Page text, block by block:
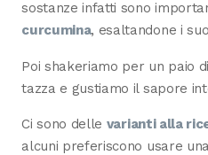
sostanze infatti sono
curcumina, esaltandone i
Poi shakeriamo per un paio
tazza e gustiamo il sapore
Ci sono delle varianti alla
alcuni preferiscono usare